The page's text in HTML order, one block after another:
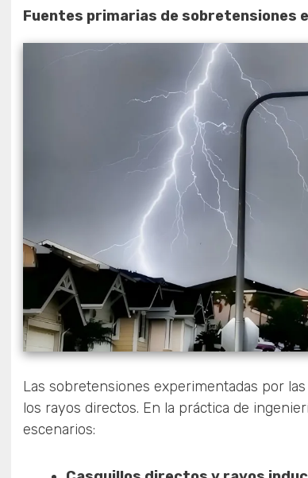
Fuentes primarias de sobretensiones
Las sobretensiones experimentadas por
los rayos directos. En la práctica de
escenarios: